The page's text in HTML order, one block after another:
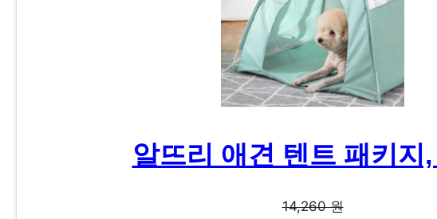
알뜨리 애견 텐트 패키지
14,260 원